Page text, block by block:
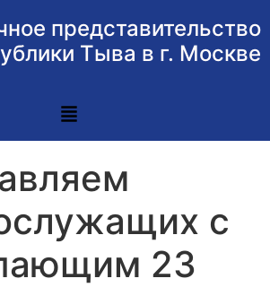
представительство
Тыва в г. Москве
с
23